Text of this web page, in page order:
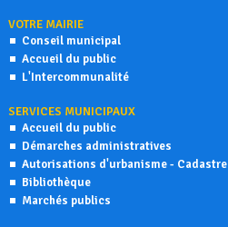
VOTRE MAIRIE
Conseil municipal
Accueil du public
L'Intercommunalité
SERVICES MUNICIPAUX
Accueil du public
Démarches administratives
Autorisations d'urbanisme - Cadastre
Bibliothèque
Marchés publics